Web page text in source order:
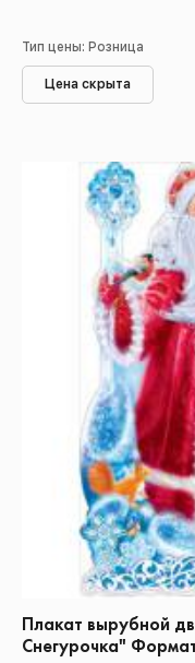
Тип цены: Розница
Цена скрыта
Плакат вырубной
Снегурочка"